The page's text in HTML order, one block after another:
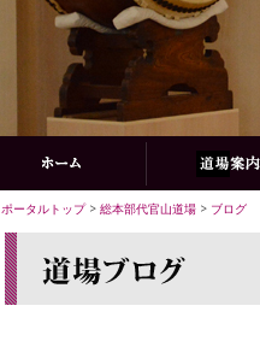
ポータルトップ> 総本部代官山道場 > ブログ